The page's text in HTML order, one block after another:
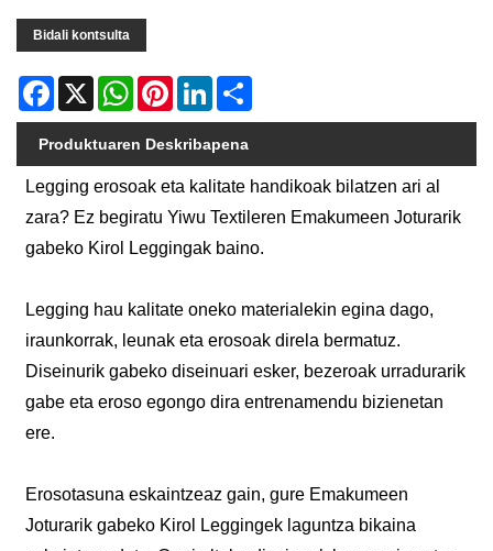
Bidali kontsulta
Facebook
X WhatsAppPinterestLinkedIn
Produktuaren Deskribapena
Legging erosoak eta kalitate handikoak bilatzen ari al
zara? Ez begiratu Yiwu Textileren Emakumeen Joturarik
gabeko Kirol Leggingak baino.
Legging hau kalitate oneko materialekin egina dago,
iraunkorrak, leunak eta erosoak direla bermatuz.
Diseinurik gabeko diseinuari esker, bezeroak urradurarik
gabe eta eroso egongo dira entrenamendu bizienetan
ere.
Erosotasuna eskaintzeaz gain, gure Emakumeen
Joturarik gabeko Kirol Leggingek laguntza bikaina